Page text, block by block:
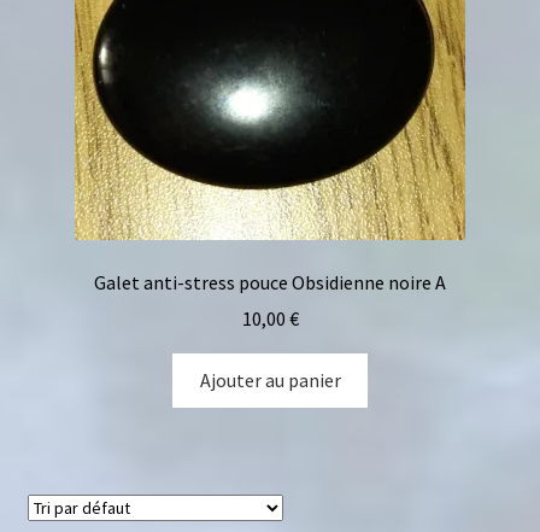
Galet anti-stress pouce Obsidienne noire A
10,00 €
Ajouter au panier